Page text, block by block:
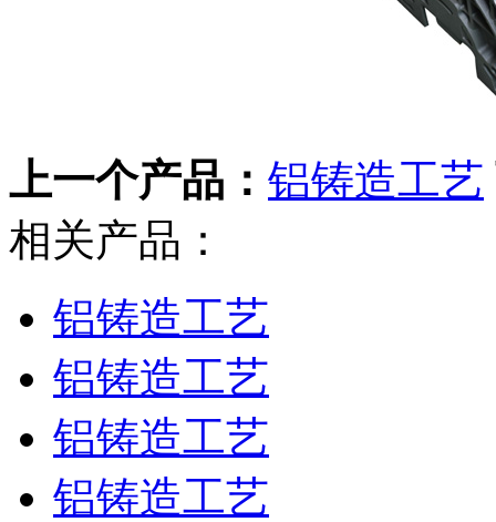
上一个产品： 铝铸造工艺
相关产品：
铝铸造工艺
铝铸造工艺
铝铸造工艺
铝铸造工艺